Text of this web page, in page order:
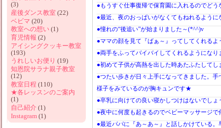
●もうすぐ仕事復帰で保育園に入れるのでどう
●最近、夜のおっぱいがなくてもねれるよう
●憧れの“後追い”が始まりました～(*^^)v
●ママの顔を見て『ばぁ～』ってしてくれる
●両手をふってバイバイしてくれるようになり
●初めて子供が高熱を出した時あたふたしてし
●つたい歩きが日々上手になってきました。
様子をみているのが胸キュンです★
●卒乳に向けての良い寝かしつけはないでしょ
●夜中に何度も起きるのでベビーマッサージで
●最近パパに『あ～あ～』と話しかけている
(3)
産後ダンス教室 (22)
ベビマ (20)
教室への想い (1)
育児情報 (2)
アイシングクッキー教室
(193)
うれしいお便り (19)
知恩院サラナ親子教室
(12)
教室日程 (110)
★各レッスンのご案内
(1)
自己紹介 (1)
Instagram (1)